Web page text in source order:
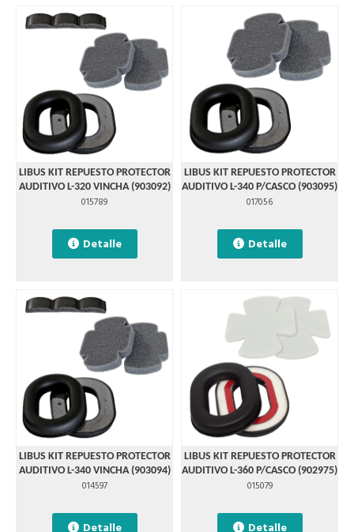
LIBUS KIT REPUESTO PROTECTOR
AUDITIVO L-320 VINCHA (903092)
015789
Detalle
LIBUS KIT REPUESTO PROTECTOR
AUDITIVO L-340 P/CASCO (903095)
017056
Detalle
LIBUS KIT REPUESTO PROTECTOR
AUDITIVO L-340 VINCHA (903094)
014597
LIBUS KIT REPUESTO PROTECTOR
AUDITIVO L-360 P/CASCO (902975)
015079